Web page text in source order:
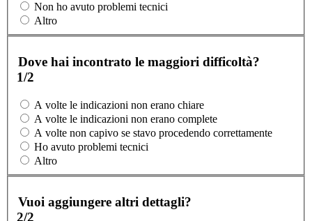
Non ho avuto problemi tecnici
Altro
Dove hai incontrato le maggiori difficoltà?
1/2
A volte le indicazioni non erano chiare
A volte le indicazioni non erano complete
A volte non capivo se stavo procedendo correttamente
Ho avuto problemi tecnici
Altro
Vuoi aggiungere altri dettagli?
2/2